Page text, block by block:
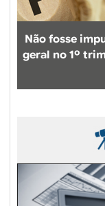
Não fosse
geral no 1º